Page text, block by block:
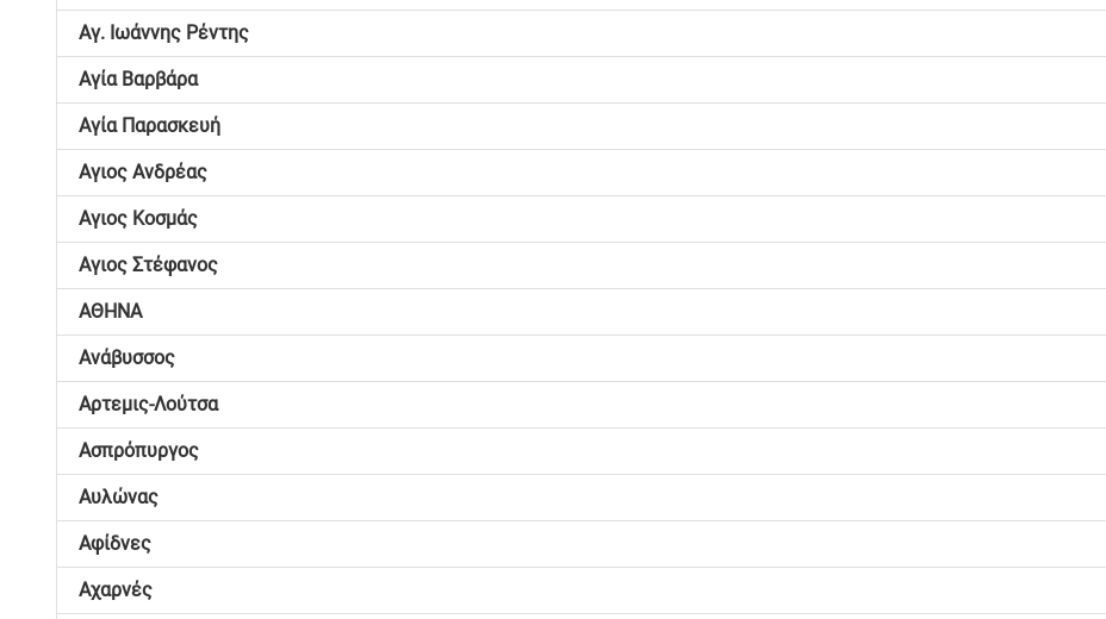
Αγ. Ιωάννης Ρέντης
Αγία Βαρβάρα
Αγία Παρασκευή
Αγιος Ανδρέας
Αγιος Κοσμάς
Αγιος Στέφανος
ΑΘΗΝΑ
Ανάβυσσος
Αρτεμις-Λούτσα
Ασπρόπυργος
Αυλώνας
Αφίδνες
Αχαρνές